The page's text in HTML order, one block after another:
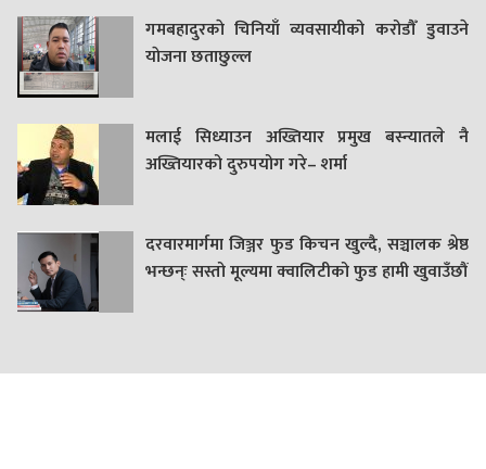
गमबहादुरकाे चिनियाँ व्यवसायीको करोडौँ डुवाउने
याेजना छताछुल्ल
मलाई सिध्याउन अख्तियार प्रमुख बस्न्यातले नै
अख्तियारको दुरुपयोग गरे– शर्मा
दरवारमार्गमा जिञ्जर फुड किचन खुल्दै, सञ्चालक श्रेष्ठ
भन्छन्ः सस्तो मूल्यमा क्वालिटीको फुड हामी खुवाउँछौं